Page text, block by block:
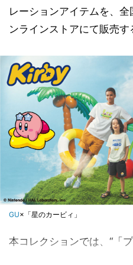
レーションアイテムを、
ンラインストアにて販売す
GU×「星のカービィ」
本コレクションでは、“「